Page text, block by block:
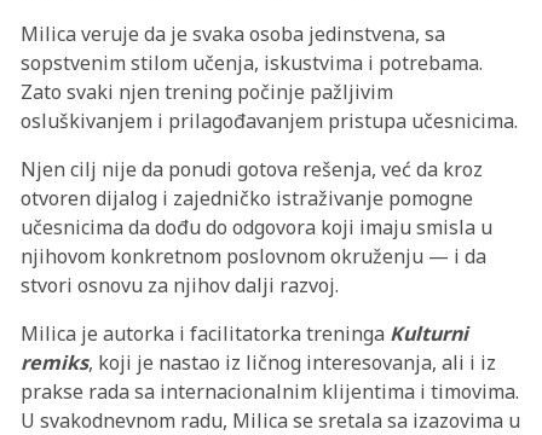
Milica veruje da je svaka osoba jedinstvena, sa
sopstvenim stilom učenja, iskustvima i potrebama.
Zato svaki njen trening počinje pažljivim
osluškivanjem i prilagođavanjem pristupa učesnicima.
Njen cilj nije da ponudi gotova rešenja, već da kroz
otvoren dijalog i zajedničko istraživanje pomogne
učesnicima da dođu do odgovora koji imaju smisla u
njihovom konkretnom poslovnom okruženju — i da
stvori osnovu za njihov dalji razvoj.
Milica je autorka i facilitatorka treninga Kulturni
remiks, koji je nastao iz ličnog interesovanja, ali i iz
prakse rada sa internacionalnim klijentima i timovima.
U svakodnevnom radu, Milica se sretala sa izazovima u